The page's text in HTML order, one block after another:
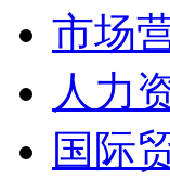
市场
人力
国际